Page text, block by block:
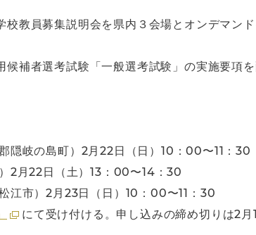
教員募集説明会を県内３会場とオンデマンド
補者選考試験「一般選考試験」の実施要項
隠岐の島町）2月22日（日）10：00〜11：30
2月22日（土）13：00〜14：30
江市）2月23日（日）10：00〜11：30
にて受け付ける。申し込みの締め切りは2月